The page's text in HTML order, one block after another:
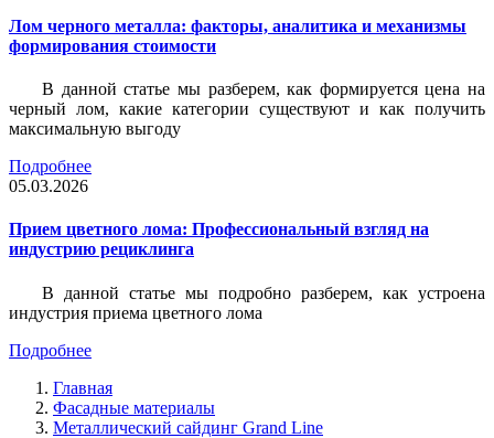
Лом черного металла: факторы, аналитика и механизмы
формирования стоимости
В данной статье мы разберем, как формируется цена на
черный лом, какие категории существуют и как получить
максимальную выгоду
Подробнее
05.03.2026
Прием цветного лома: Профессиональный взгляд на
индустрию рециклинга
В данной статье мы подробно разберем, как устроена
индустрия приема цветного лома
Подробнее
Главная
Фасадные материалы
Металлический сайдинг Grand Line